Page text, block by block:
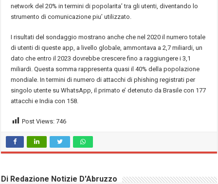
network del 20% in termini di popolarita’ tra gli utenti, diventando lo
strumento di comunicazione piu’ utilizzato.
I risultati del sondaggio mostrano anche che nel 2020 il numero totale
di utenti di queste app, a livello globale, ammontava a 2,7 miliardi, un
dato che entro il 2023 dovrebbe crescere fino a raggiungere i 3,1
miliardi. Questa somma rappresenta quasi il 40% della popolazione
mondiale. In termini di numero di attacchi di phishing registrati per
singolo utente su WhatsApp, il primato e’ detenuto da Brasile con 177
attacchi e India con 158.
Post Views: 746
Di Redazione Notizie D'Abruzzo